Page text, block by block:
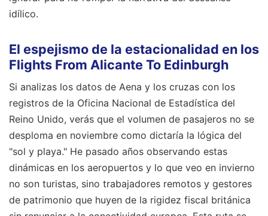
idílico.
El espejismo de la estacionalidad en los
Flights From Alicante To Edinburgh
Si analizas los datos de Aena y los cruzas con los
registros de la Oficina Nacional de Estadística del
Reino Unido, verás que el volumen de pasajeros no se
desploma en noviembre como dictaría la lógica del
"sol y playa." He pasado años observando estas
dinámicas en los aeropuertos y lo que veo en invierno
no son turistas, sino trabajadores remotos y gestores
de patrimonio que huyen de la rigidez fiscal británica